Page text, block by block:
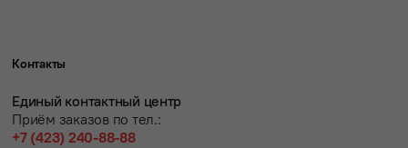
Контакты
Единый контактный центр
Приём заказов по тел.:
+7 (423) 240-88-88